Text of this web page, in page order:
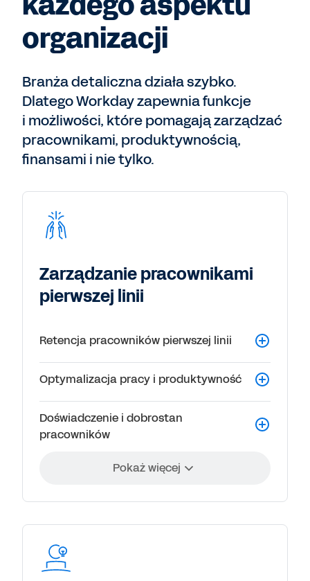
organizacji
Branża detaliczna działa szybko.
Dlatego Workday zapewnia funkcje
i możliwości, które pomagają zarządzać
pracownikami, produktywnością,
finansami i nie tylko.
Zarządzanie pracownikami
pierwszej linii
Retencja pracowników pierwszej linii
Optymalizacja pracy i produktywność
Doświadczenie i dobrostan
pracowników
Pokaż więcej